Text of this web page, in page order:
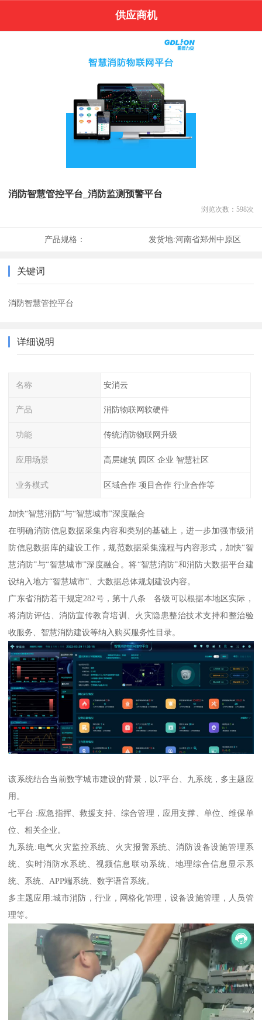
供应商机
消防智慧管控平台_消防监测预警平台
浏览次数： 598次
产品规格： 发货地:河南省郑州中原区
关键词
消防智慧管控平台
详细说明
名称 安消云
产品 消防物联网软硬件
功能 传统消防物联网升级
应用场景 高层建筑 园区 企业 智慧社区
业务模式 区域合作 项目合作 行业合作等
加快“智慧消防”与“智慧城市”深度融合
在明确消防信息数据采集内容和类别的基础上，进一步加强市级消
防信息数据库的建设工作，规范数据采集流程与内容形式，加快“智
慧消防”与“智慧城市”深度融合。将“智慧消防”和消防大数据平台建
设纳入地方“智慧城市”、大数据总体规划建设内容。
广东省消防若干规定282号，第十八条 各级可以根据本地区实际，
将消防评估、消防宣传教育培训、火灾隐患整治技术支持和整治验
收服务、智慧消防建设等纳入购买服务性目录。
该系统结合当前数字城市建设的背景，以7平台、九系统，多主题应
用。
七平台 :应急指挥、救援支持、综合管理，应用支撑、单位、维保单
位、相关企业。
九系统:电气火灾监控系统、火灾报警系统、消防设备设施管理系
统、实时消防水系统、视频信息联动系统、地理综合信息显示系
统、系统、APP端系统、数字语音系统。
多主题应用:城市消防，行业，网格化管理，设备设施管理，人员管
理等。